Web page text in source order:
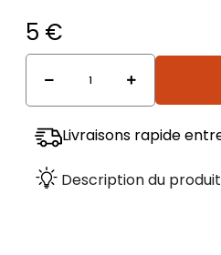
5 €
Livraisons rapide
Description du produit